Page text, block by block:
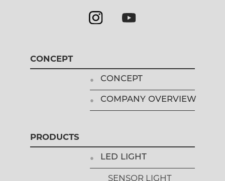
CONCEPT
CONCEPT
COMPANY OVERVIEW
PRODUCTS
LED LIGHT
SENSOR LIGHT